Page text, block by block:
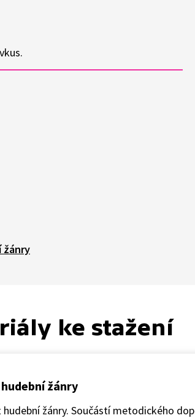
žánry
ke stažení
žánry
žánry. Součástí metodického